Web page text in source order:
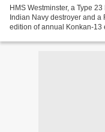
HMS Westminster, a Type
Indian Navy destroyer and a
edition of annual Konkan-13